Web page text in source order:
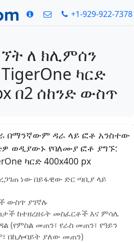
+1-929-922-7378
ለ ክሊምሰን
ካርድ
በ2 ሰከንድ ውስጥ
በማንኛውም ዳራ ላይ ፎቶ አንስተው
ወዲያውኑ የባለሙያ ፎቶ ያግኙ:
ካርድ 400x400 px
ነው በይፋዊው ድር ጣቢያ ላይ
ውስጥ ያገኛሉ
ከተዘረዘሩት መስፈርቶች እና ምሳሌ
(የምስል መጠን፣ የራስ መጠን፣ የዓይን
በኪሎባይት ያለው መጠን)